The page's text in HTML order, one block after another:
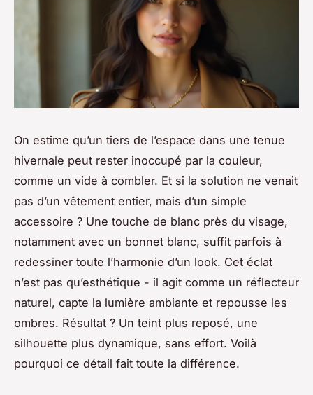
On estime qu’un tiers de l’espace dans une tenue
hivernale peut rester inoccupé par la couleur,
comme un vide à combler. Et si la solution ne venait
pas d’un vêtement entier, mais d’un simple
accessoire ? Une touche de blanc près du visage,
notamment avec un bonnet blanc, suffit parfois à
redessiner toute l’harmonie d’un look. Cet éclat
n’est pas qu’esthétique - il agit comme un réflecteur
naturel, capte la lumière ambiante et repousse les
ombres. Résultat ? Un teint plus reposé, une
silhouette plus dynamique, sans effort. Voilà
pourquoi ce détail fait toute la différence.